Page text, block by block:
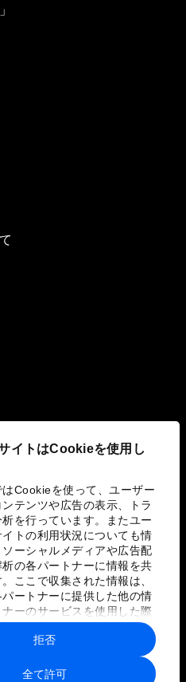
イトはCookieを使用し
はCookieを使って、ユーザー
テンツや広告の表示、トラ
を行っています。またユー
トの利用状況についても情
ーシャルメディアや広告配
の各パートナーに情報を共
ここで収集された情報は、
ートナーに提供した他の情
ーのサービスを使用した際
情報と組み合わされ、各パー
使用されることがありま
全て許可
拒否
み
シーと利用規約